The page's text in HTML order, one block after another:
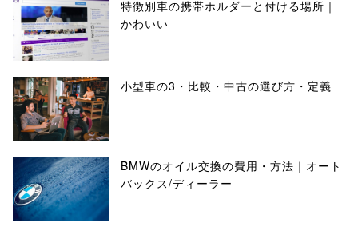
特徴別車の携帯ホルダーと付ける場所｜
かわいい
小型車の3・比較・中古の選び方・定義
BMWのオイル交換の費用・方法｜オート
バックス/ディーラー